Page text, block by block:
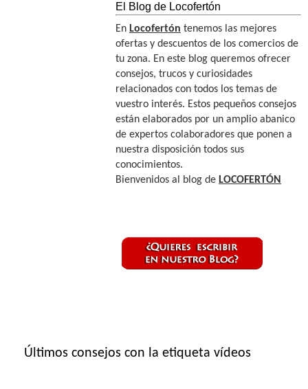
El Blog de Locofertón
En Locofertón tenemos las mejores
ofertas y descuentos de los comercios de
tu zona. En este blog queremos ofrecer
consejos, trucos y curiosidades
relacionados con todos los temas de
vuestro interés. Estos pequeños consejos
están elaborados por un amplio abanico
de expertos colaboradores que ponen a
nuestra disposición todos sus
conocimientos.
Bienvenidos al blog de LOCOFERTÓN
Últimos consejos con la etiqueta vídeos